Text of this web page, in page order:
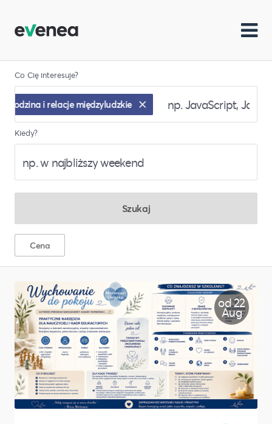
Co Cię interesuje?
Rodzina i relacje międzyludzkie
Kiedy?
Szukaj
Cena
od 22
Aug